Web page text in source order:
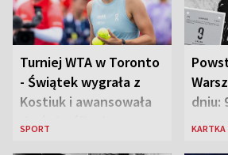
Turniej WTA w Toronto
- Świątek wygrała z
Kostiuk i awansowała
do ćwierćfinału
SPORT
dniu:
KARTKA